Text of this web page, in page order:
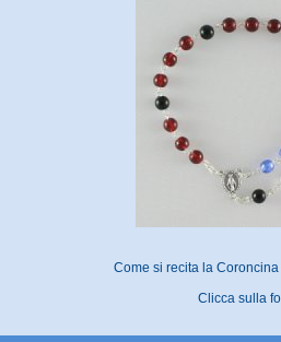
Come si recita la
Clicca sulla